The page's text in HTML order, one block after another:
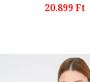
20.899 Ft